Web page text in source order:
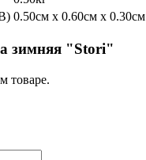
0.50см x 0.60см x 0.30см
зимняя "Stori"
товаре.